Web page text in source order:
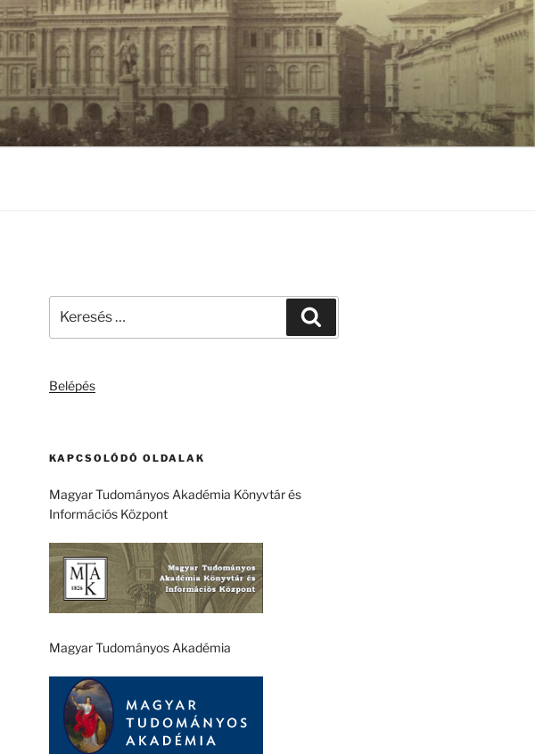
következő
Belépés
KAPCSOLÓDÓ OLDALAK
Magyar Tudományos Akadémia Könyvtár és
Információs Központ
Magyar Tudományos Akadémia